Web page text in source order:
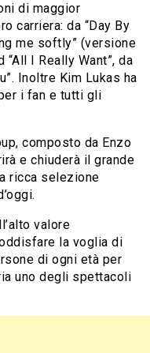
di maggior
carriera: da “Day By
me softly” (versione
I Really Want”, da
Inoltre Kim Lukas ha
i fan e tutti gli
composto da Enzo
e chiuderà il grande
ricca selezione
valore
la voglia di
di ogni età per
uno degli spettacoli